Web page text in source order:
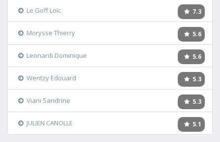
7.3
Le Goff Loïc
5.6
Morysse Thierry
5.6
Leonardi Dominique
5.3
Wentzy Edouard
5.3
Viani Sandrine
5.1
JULIEN CANOLLE